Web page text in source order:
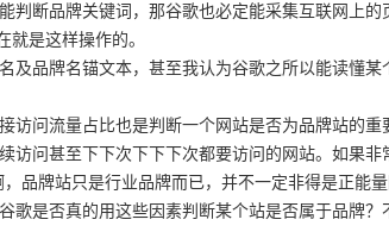
判断品牌关键词，那谷歌也必定能采集互联网上
就是这样操作的。
及品牌名锚文本，甚至我认为谷歌之所以能读懂
访问流量占比也是判断一个网站是否为品牌站的
问甚至下下次下下下次都要访问的网站。如果
品牌站只是行业品牌而已，并不一定非得是正能量
是否真的用这些因素判断某个站是否属于品牌？